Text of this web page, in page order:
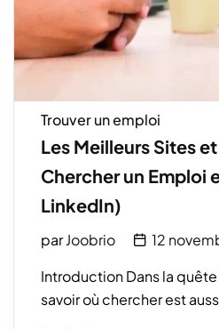
Trouver un emploi
Les Meilleurs Sites
Chercher un Emploi
LinkedIn)
parJoobrio
12
Introduction Dans la
savoir où chercher est